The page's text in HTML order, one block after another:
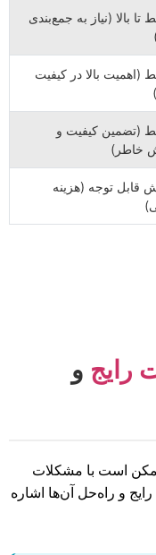
تا بالا (نیاز به جمع‌بندی
(اهمیت بالا در کیفیت
(تضمین کیفیت و
خاطر)
قابل توجه (هزینه
رایج و
است با مشکلات
و راه‌حل آن‌ها اشاره